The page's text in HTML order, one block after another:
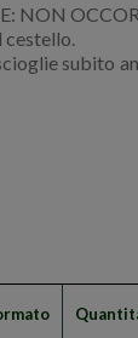
NON
subito